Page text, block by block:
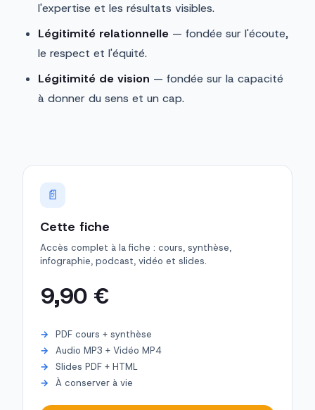
l'expertise et les résultats visibles.
Légitimité relationnelle — fondée sur l'écoute,
le respect et l'équité.
Légitimité de vision — fondée sur la capacité
à donner du sens et un cap.
📄
Cette fiche
Accès complet à la fiche : cours, synthèse,
infographie, podcast, vidéo et slides.
9,90 €
PDF cours + synthèse
Audio MP3 + Vidéo MP4
Slides PDF + HTML
À conserver à vie